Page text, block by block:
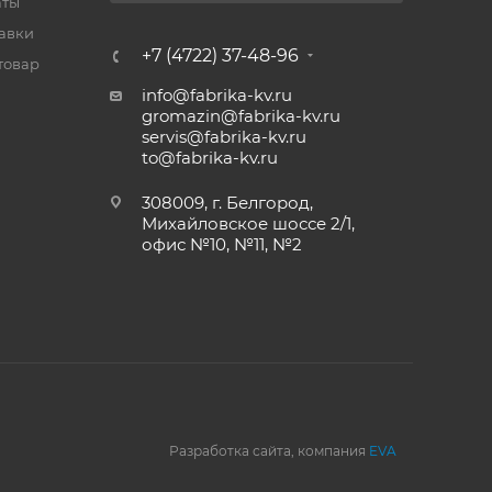
+7 (4722) 37-48-96
info@fabrika-kv.ru
gromazin@fabrika-kv.ru
servis@fabrika-kv.ru
to@fabrika-kv.ru
308009, г. Белгород,
Михайловское шоссе 2/1,
офис №10, №11, №2
Разработка сайта, компания EVA